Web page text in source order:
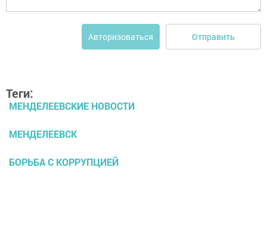
Авторизоваться Отправить
Теги:
МЕНДЕЛЕЕВСКИЕ НОВОСТИ
МЕНДЕЛЕЕВСК
БОРЬБА С КОРРУПЦИЕЙ